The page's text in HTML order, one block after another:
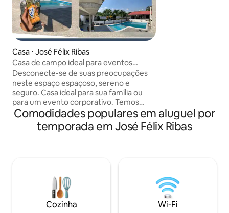
Casa ⋅ José Félix Ribas
Casa de campo ideal para eventos
familiares/corporativos.
Desconecte-se de suas preocupações
neste espaço espaçoso, sereno e
seguro. Casa ideal para sua família ou
para um evento corporativo. Temos
uma grande equipe que se adapta às
suas necessidades e exigências,
proporcionando a você uma excelente
Comodidades populares em aluguel por
temporada em José Félix Ribas
Cozinha Wi-Fi